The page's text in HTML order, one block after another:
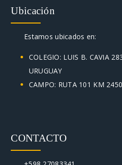
Ubicación
Estamos ubicados en:
COLEGIO: LUIS B. CAVIA
URUGUAY
CAMPO: RUTA 101 KM
CONTACTO